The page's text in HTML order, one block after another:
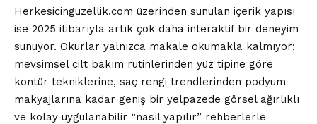
Herkesicinguzellik.com üzerinden sunulan içerik yapısı
ise 2025 itibarıyla artık çok daha interaktif bir deneyim
sunuyor. Okurlar yalnızca makale okumakla kalmıyor;
mevsimsel cilt bakım rutinlerinden yüz tipine göre
kontür tekniklerine, saç rengi trendlerinden podyum
makyajlarına kadar geniş bir yelpazede görsel ağırlıklı
ve kolay uygulanabilir “nasıl yapılır” rehberlerle